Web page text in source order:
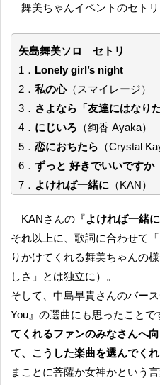
舞美ちゃんイベントのセト
矢島舞美ソロ セトリ
1． Lonely girl’s night
2． 私の心（スマイレージ）
3． さよなら「友達にはなり
4． にじいろ （絢香 Ayaka）
5． 恋におちたら （Crystal
6． ずっと 好きでいいですか
7． よければ一緒に （KAN）
KANさんの『よければ一緒に
それ以上に、歌詞に合わせて
りかけてくれる舞美ちゃんの
しさ」とは独立に）。
そして、中島早貴さんのバー
You』の選曲にも思ったことで
てくれるファンのみなさんへ
て、こうした楽曲を選んでく
まことに菩薩か女神かという